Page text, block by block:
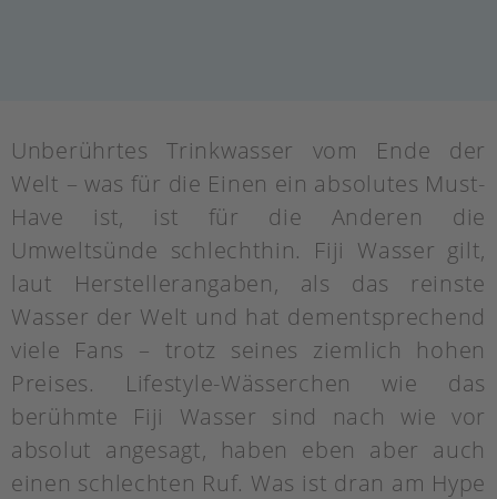
Unberührtes Trinkwasser vom Ende der
Welt – was für die Einen ein absolutes Must-
Have ist, ist für die Anderen die
Umweltsünde schlechthin. Fiji Wasser gilt,
laut Herstellerangaben, als das reinste
Wasser der Welt und hat dementsprechend
viele Fans – trotz seines ziemlich hohen
Preises. Lifestyle-Wässerchen wie das
berühmte Fiji Wasser sind nach wie vor
absolut angesagt, haben eben aber auch
einen schlechten Ruf. Was ist dran am Hype